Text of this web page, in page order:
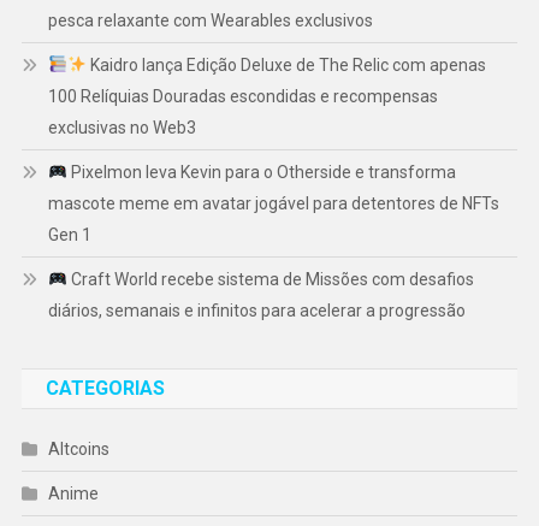
pesca relaxante com Wearables exclusivos
Kaidro lança Edição Deluxe de The Relic com apenas
100 Relíquias Douradas escondidas e recompensas
exclusivas no Web3
Pixelmon leva Kevin para o Otherside e transforma
mascote meme em avatar jogável para detentores de NFTs
Gen 1
Craft World recebe sistema de Missões com desafios
diários, semanais e infinitos para acelerar a progressão
CATEGORIAS
Altcoins
Anime